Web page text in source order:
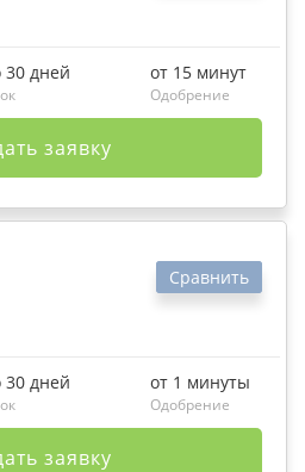
30 дней от 15 минут
Одобрение
заявку
Сравнить
30 дней от 1 минуты
Одобрение
заявку